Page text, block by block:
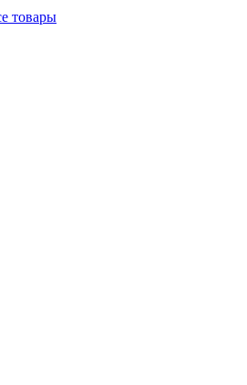
товары